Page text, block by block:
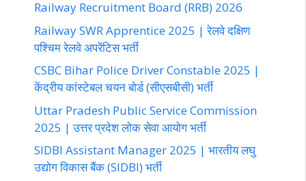
Railway Recruitment Board (RRB) 2026
Railway SWR Apprentice 2025 | रेलवे दक्षिण
पश्चिम रेलवे अपरेंटिस भर्ती
CSBC Bihar Police Driver Constable 2025 |
केंद्रीय कांस्टेबल चयन बोर्ड (सीएसबीसी) भर्ती
Uttar Pradesh Public Service Commission
2025 | उत्तर प्रदेश लोक सेवा आयोग भर्ती
SIDBI Assistant Manager 2025 | भारतीय लघु
उद्योग विकास बैंक (SIDBI) भर्ती